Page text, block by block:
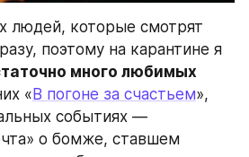
людей, которые смотрят
много любимых
«В погоне за счастьем»,
событиях —
о бомже, ставшем